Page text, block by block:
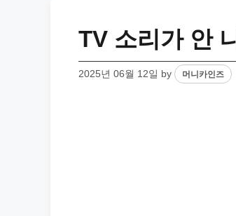
TV 소리가 안
2025년 06월 12일 by 머니카인즈